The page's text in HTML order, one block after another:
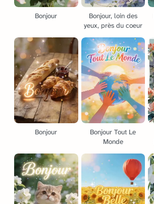
Bonjour
Bonjour, loin des
yeux, près du coeur
Bonjour
Bonjour Tout Le
Monde